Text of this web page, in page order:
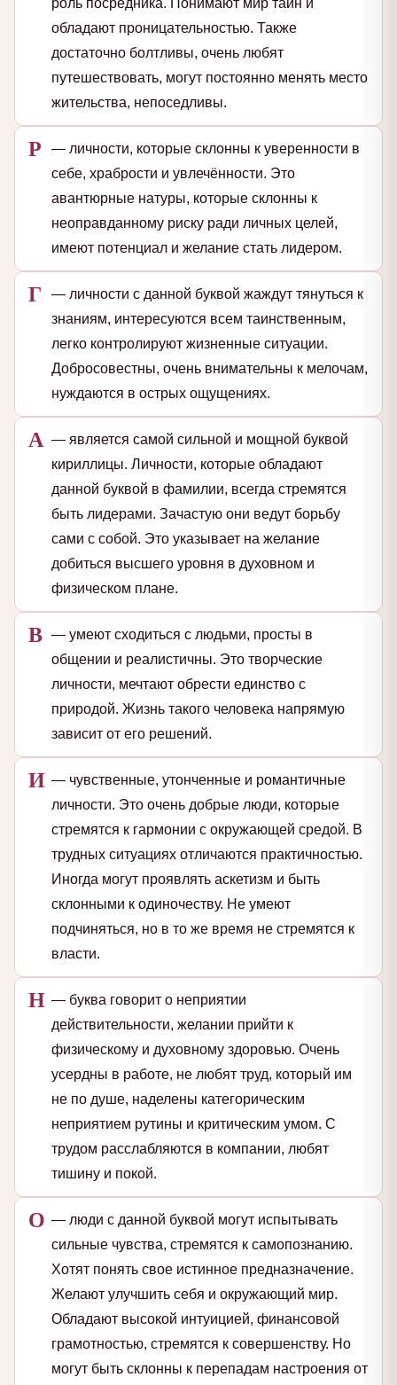
роль посредника. Понимают мир тайн и
обладают проницательностью. Также
достаточно болтливы, очень любят
путешествовать, могут постоянно менять место
жительства, непоседливы.
Р
— личности, которые склонны к уверенности в
себе, храбрости и увлечённости. Это
авантюрные натуры, которые склонны к
неоправданному риску ради личных целей,
имеют потенциал и желание стать лидером.
Г
— личности с данной буквой жаждут тянуться к
знаниям, интересуются всем таинственным,
легко контролируют жизненные ситуации.
Добросовестны, очень внимательны к мелочам,
нуждаются в острых ощущениях.
А — является самой сильной и мощной буквой
кириллицы. Личности, которые обладают
данной буквой в фамилии, всегда стремятся
быть лидерами. Зачастую они ведут борьбу
сами с собой. Это указывает на желание
добиться высшего уровня в духовном и
физическом плане.
В — умеют сходиться с людьми, просты в
общении и реалистичны. Это творческие
личности, мечтают обрести единство с
природой. Жизнь такого человека напрямую
зависит от его решений.
И — чувственные, утонченные и романтичные
личности. Это очень добрые люди, которые
стремятся к гармонии с окружающей средой. В
трудных ситуациях отличаются практичностью.
Иногда могут проявлять аскетизм и быть
склонными к одиночеству. Не умеют
подчиняться, но в то же время не стремятся к
власти.
Н — буква говорит о неприятии
действительности, желании прийти к
физическому и духовному здоровью. Очень
усердны в работе, не любят труд, который им
не по душе, наделены категорическим
неприятием рутины и критическим умом. С
трудом расслабляются в компании, любят
тишину и покой.
О — люди с данной буквой могут испытывать
сильные чувства, стремятся к самопознанию.
Хотят понять свое истинное предназначение.
Желают улучшить себя и окружающий мир.
Обладают высокой интуицией, финансовой
грамотностью, стремятся к совершенству. Но
могут быть склонны к перепадам настроения от